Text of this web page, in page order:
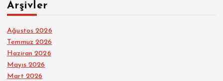
Arşivler
Ağustos 2026
Temmuz 2026
Haziran 2026
Mayıs 2026
Mart 2026